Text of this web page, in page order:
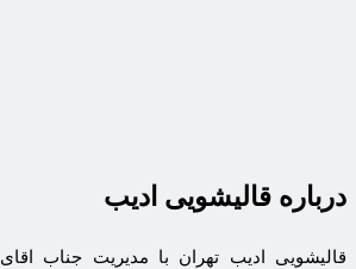
درباره قالیشویی ادیب
قالیشویی ادیب تهران با مدیریت جناب